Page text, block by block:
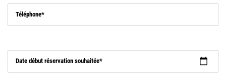
Téléphone
Date début réservation souhaitée